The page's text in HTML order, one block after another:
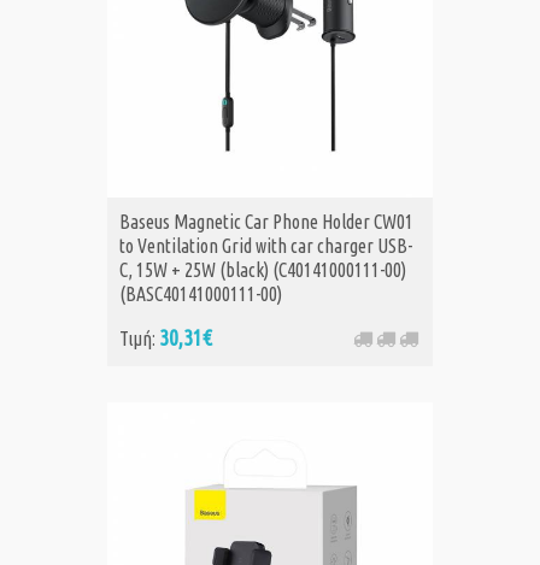
Baseus Magnetic Car Phone Holder CW01
to Ventilation Grid with car charger USB-
C, 15W + 25W (black) (C40141000111-00)
(BASC40141000111-00)
Τιμή: 30,31€